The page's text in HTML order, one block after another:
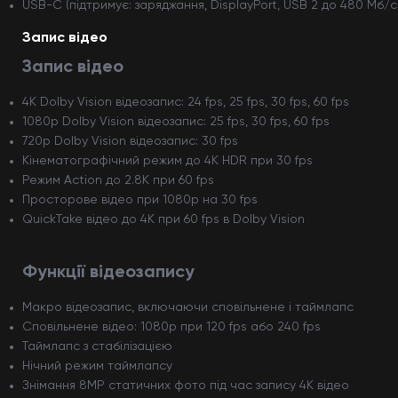
USB-C (підтримує: заряджання, DisplayPort, USB 2 до 480 Мб/
Запис відео
Запис відео
4K Dolby Vision відеозапис: 24 fps, 25 fps, 30 fps, 60 fps
1080p Dolby Vision відеозапис: 25 fps, 30 fps, 60 fps
720p Dolby Vision відеозапис: 30 fps
Кінематографічний режим до 4K HDR при 30 fps
Режим Action до 2.8K при 60 fps
Просторове відео при 1080p на 30 fps
QuickTake відео до 4K при 60 fps в Dolby Vision
Функції відеозапису
Макро відеозапис, включаючи сповільнене і таймлапс
Сповільнене відео: 1080p при 120 fps або 240 fps
Таймлапс з стабілізацією
Нічний режим таймлапсу
Знімання 8MP статичних фото під час запису 4K відео